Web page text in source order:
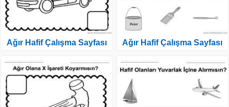
Ağır Hafif Çalışma Sayfası Ağır Hafif Çalışma Sayfası